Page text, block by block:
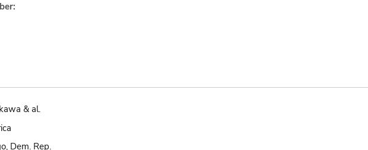
& al.
Dem. Rep.